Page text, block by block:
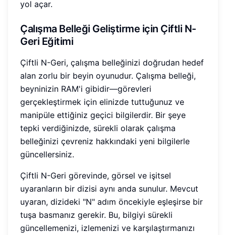
yol açar.
Çalışma Belleği Geliştirme için Çiftli N-
Geri Eğitimi
Çiftli N-Geri, çalışma belleğinizi doğrudan hedef
alan zorlu bir beyin oyunudur. Çalışma belleği,
beyninizin RAM'i gibidir—görevleri
gerçekleştirmek için elinizde tuttuğunuz ve
manipüle ettiğiniz geçici bilgilerdir. Bir şeye
tepki verdiğinizde, sürekli olarak çalışma
belleğinizi çevreniz hakkındaki yeni bilgilerle
güncellersiniz.
Çiftli N-Geri görevinde, görsel ve işitsel
uyaranların bir dizisi aynı anda sunulur. Mevcut
uyaran, dizideki "N" adım öncekiyle eşleşirse bir
tuşa basmanız gerekir. Bu, bilgiyi sürekli
güncellemenizi, izlemenizi ve karşılaştırmanızı